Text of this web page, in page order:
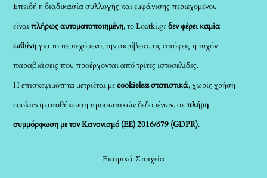
Επειδή η διαδικασία συλλογής και εμφάνισης περιεχομένου
είναιπλήρως αυτοματοποιημένη, το Loatki.grδεν φέρει καμία
ευθύνηγια το περιεχόμενο, την ακρίβεια, τις απόψεις ή τυχόν
παραβιάσεις που προέρχονται από τρίτες ιστοσελίδες.
Η επισκεψιμότητα μετριέται μεcookieless στατιστικά, χωρίς χρήση
cookies ή αποθήκευση προσωπικών δεδομένων, σεπλήρη
συμμόρφωση με τον Κανονισμό (ΕΕ) 2016/679 (GDPR).
Εταιρικά Στοιχεία